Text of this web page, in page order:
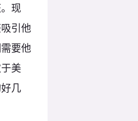
现
引他
要他
美
几